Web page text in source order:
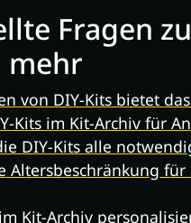
Fragen
mehr
von DIY-Kits bietet
Kits im Kit-Archiv für
DIY-Kits alle
Altersbeschränkung
Kit-Archiv